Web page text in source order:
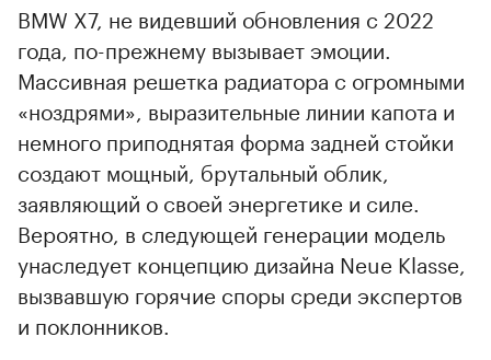
BMW X7, не видевший обновления с 2022
года, по-прежнему вызывает эмоции.
Массивная решетка радиатора с огромными
«ноздрями», выразительные линии капота и
немного приподнятая форма задней стойки
создают мощный, брутальный облик,
заявляющий о своей энергетике и силе.
Вероятно, в следующей генерации модель
унаследует концепцию дизайна Neue Klasse,
вызвавшую горячие споры среди экспертов
и поклонников.